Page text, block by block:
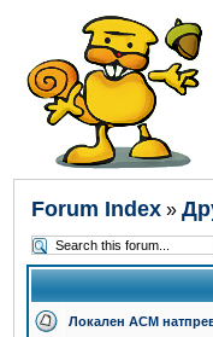
Forum Index »
Локален ACM